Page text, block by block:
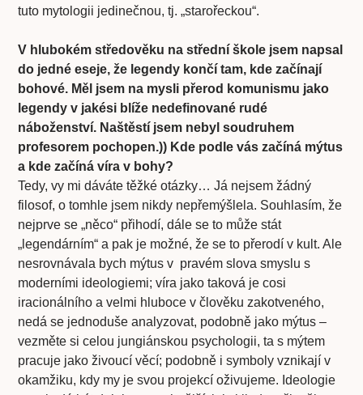
tuto mytologii jedinečnou, tj. „starořeckou“.
V hlubokém středověku na střední škole jsem napsal
do jedné eseje, že legendy končí tam, kde začínají
bohové. Měl jsem na mysli přerod komunismu jako
legendy v jakési blíže nedefinované rudé
náboženství. Naštěstí jsem nebyl soudruhem
profesorem pochopen.)) Kde podle vás začíná mýtus
a kde začíná víra v bohy?
Tedy, vy mi dáváte těžké otázky… Já nejsem žádný
filosof, o tomhle jsem nikdy nepřemýšlela. Souhlasím, že
nejprve se „něco“ přihodí, dále se to může stát
„legendárním“ a pak je možné, že se to přerodí v kult. Ale
nesrovnávala bych mýtus v pravém slova smyslu s
moderními ideologiemi; víra jako taková je cosi
iracionálního a velmi hluboce v člověku zakotveného,
nedá se jednoduše analyzovat, podobně jako mýtus –
vezměte si celou jungiánskou psychologii, ta s mýtem
pracuje jako živoucí věcí; podobně i symboly vznikají v
okamžiku, kdy my je svou projekcí oživujeme. Ideologie